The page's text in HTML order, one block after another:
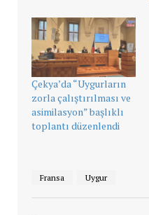
Çekya’da “Uygurların
zorla çalıştırılması ve
asimilasyon” başlıklı
toplantı düzenlendi
Fransa Uygur